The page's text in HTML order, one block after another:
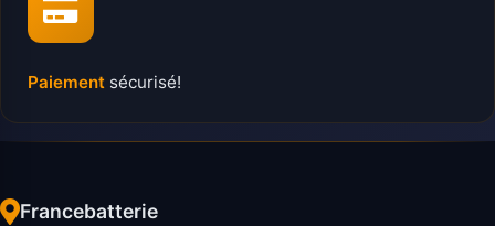
Paiement sécurisé!
Francebatterie